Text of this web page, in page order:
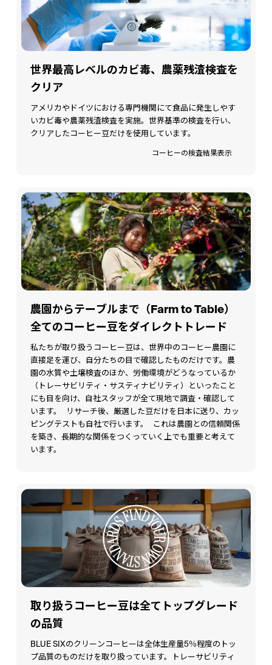
世界最高レベルのカビ毒、農薬残渣検査を
クリア
アメリカやドイツにおける専門機関にて食品に発生しやす
いカビ毒や農薬残渣検査を実施。世界基準の検査を行い、
クリアしたコーヒー豆だけを使用しています。
コーヒーの検査結果表示
農園からテーブルまで（Farm to Table）
全てのコーヒー豆をダイレクトトレード
私たちが取り扱うコーヒー豆は、世界中のコーヒー農園に
直接足を運び、自分たちの目で確認したものだけです。農
園の水質や土壌検査のほか、労働環境がどうなっているか
（トレーサビリティ・サスティナビリティ）といったこと
にも目を向け、自社スタッフが全て現地で調査・確認して
います。 リサーチ後、厳選した豆だけを日本に送り、カッ
ピングテストも自社で行います。 これは農園との信頼関係
を築き、長期的な関係をつくっていく上でも重要と考えて
います。
取り扱うコーヒー豆は全てトップグレード
の品質
BLUE SIXのクリーンコーヒーは全体生産量5％程度のトッ
プ品質のものだけを取り扱っています。トレーサビリティ